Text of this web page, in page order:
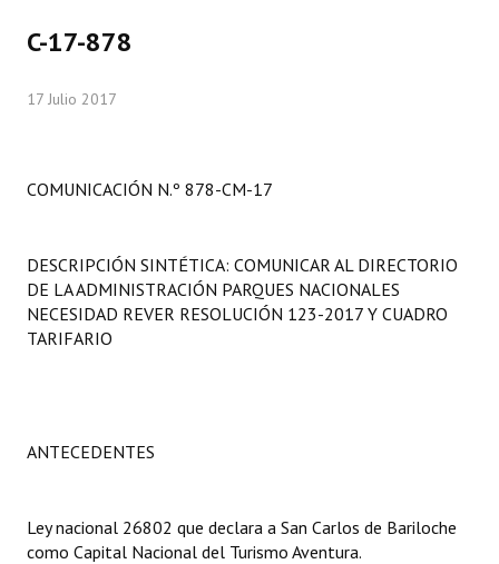
LEGISLACIÓN
Constitución Nacional
Digesto
C-17-878
17 Julio 2017
COMUNICACIÓN N.º 878-CM-17
DESCRIPCIÓN SINTÉTICA: COMUNICAR AL DIRECTORIO
DE LA ADMINISTRACIÓN PARQUES NACIONALES
NECESIDAD REVER RESOLUCIÓN 123-2017 Y CUADRO
TARIFARIO
ANTECEDENTES
Ley nacional 26802 que declara a San Carlos de Bariloche
como Capital Nacional del Turismo Aventura.